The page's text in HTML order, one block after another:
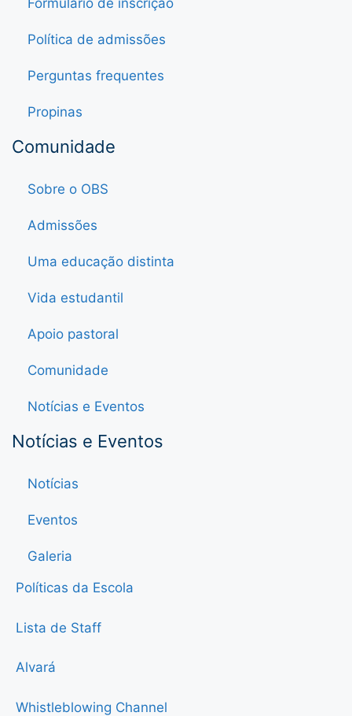
Formulário de inscrição
Política de admissões
Perguntas frequentes
Propinas
Comunidade
Sobre o OBS
Admissões
Uma educação distinta
Vida estudantil
Apoio pastoral
Comunidade
Notícias e Eventos
Notícias e Eventos
Notícias
Eventos
Galeria
Políticas da Escola
Lista de Staff
Alvará
Whistleblowing Channel